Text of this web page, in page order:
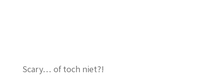
Scary… of toch niet?!